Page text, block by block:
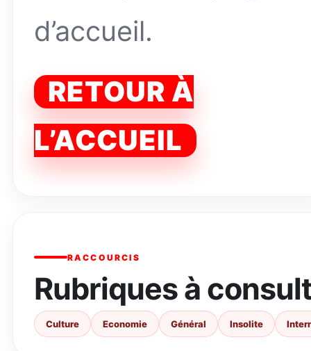
d’accueil.
RETOUR À
L’ACCUEIL
RACCOURCIS
Rubriques à
Culture Economie Général Insolite